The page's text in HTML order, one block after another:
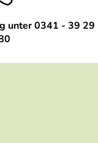
unter 0341 - 39 29